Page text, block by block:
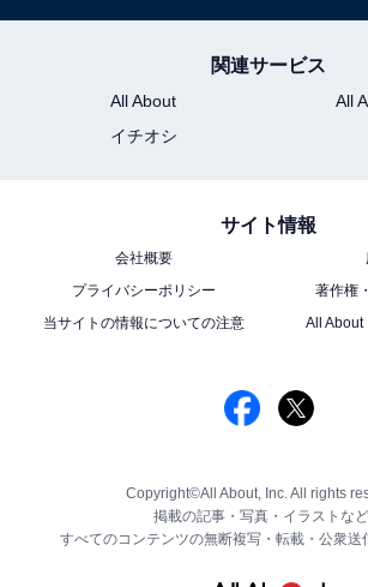
関連サービス
All About
All
イチオシ
サイト情報
会社概要
プライバシーポリシー
著作権
当サイトの情報についての注意
All About
Copyright©All About, Inc. All rights
掲載の記事・写真・イラストなど
すべてのコンテンツの無断複写・転載・公衆送